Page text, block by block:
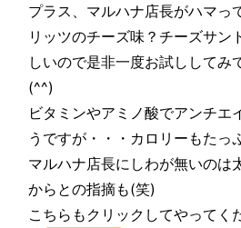
プラス、マルハナ店長がハマっ
リッツのチーズ味？チーズサン
しいので是非一度お試ししてみ
(^^)
ビタミンやアミノ酸でアンチエ
うですが・・・カロリーもたっ
マルハナ店長にしわが無いのは
からとの指摘も(笑)
こちらもクリックしてやってく